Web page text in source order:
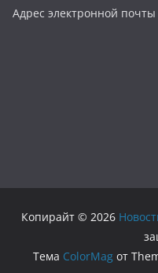
Адрес электронной
Копирайт © 2026
Тема ColorMagот